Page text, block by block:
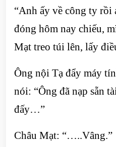
“Anh ấy về công ty rồi
đóng hôm nay chiếu,
Mạt treo túi lên, lấy
Ông nội Tạ đẩy máy
nói: “Ông đã nạp sẵn
đấy…”
Châu Mạt: “…..Vâng.”